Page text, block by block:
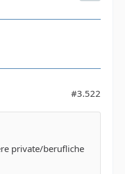
#3.522
private/berufliche